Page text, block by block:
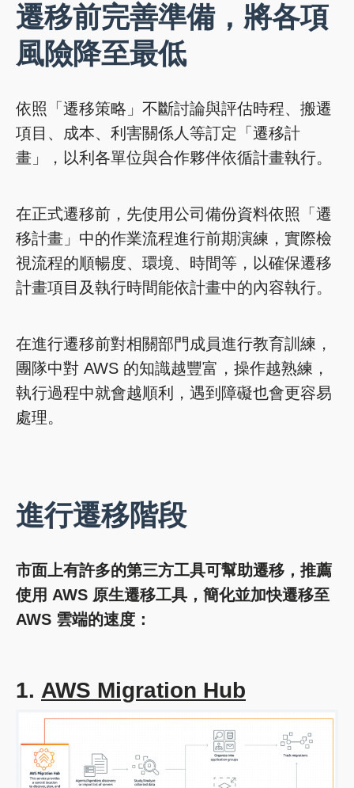
遷移前完善準備，將各項
風險降至最低
依照「遷移策略」不斷討論與評估時程、搬遷
項目、成本、利害關係人等訂定「遷移計
畫」，以利各單位與合作夥伴依循計畫執行。
在正式遷移前，先使用公司備份資料依照「遷
移計畫」中的作業流程進行前期演練，實際檢
視流程的順暢度、環境、時間等，以確保遷移
計畫項目及執行時間能依計畫中的內容執行。
在進行遷移前對相關部門成員進行教育訓練，
團隊中對 AWS 的知識越豐富，操作越熟練，
執行過程中就會越順利，遇到障礙也會更容易
處理。
進行遷移階段
市面上有許多的第三方工具可幫助遷移，推薦
使用 AWS 原生遷移工具，簡化並加快遷移至
AWS 雲端的速度：
1. AWS Migration Hub